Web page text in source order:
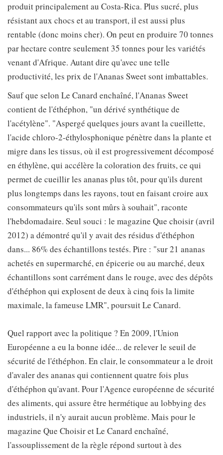
produit principalement au Costa-Rica. Plus sucré, plus
résistant aux chocs et au transport, il est aussi plus
rentable (donc moins cher). On peut en produire 70 tonnes
par hectare contre seulement 35 tonnes pour les variétés
venant d'Afrique. Autant dire qu'avec une telle
productivité, les prix de l'Ananas Sweet sont imbattables.
Sauf que selon Le Canard enchaîné, l'Ananas Sweet
contient de l'éthéphon, "un dérivé synthétique de
l'acétylène". "Aspergé quelques jours avant la cueillette,
l'acide chloro-2-éthylosphonique pénètre dans la plante et
migre dans les tissus, où il est progressivement décomposé
en éthylène, qui accélère la coloration des fruits, ce qui
permet de cueillir les ananas plus tôt, pour qu'ils durent
plus longtemps dans les rayons, tout en faisant croire aux
consommateurs qu'ils sont mûrs à souhait", raconte
l'hebdomadaire. Seul souci : le magazine Que choisir (avril
2012) a démontré qu'il y avait des résidus d'éthéphon
dans... 86% des échantillons testés. Pire : "sur 21 ananas
achetés en supermarché, en épicerie ou au marché, deux
échantillons sont carrément dans le rouge, avec des dépôts
d'éthéphon qui explosent de deux à cinq fois la limite
maximale, la fameuse LMR", poursuit Le Canard.
Quel rapport avec la politique ? En 2009, l'Union
Européenne a eu la bonne idée... de relever le seuil de
sécurité de l'éthéphon. En clair, le consommateur a le droit
d'avaler des ananas qui contiennent quatre fois plus
d'éthéphon qu'avant. Pour l'Agence européenne de sécurité
des aliments, qui assure être hermétique au lobbying des
industriels, il n'y aurait aucun problème. Mais pour le
magazine Que Choisir et Le Canard enchaîné,
l'assouplissement de la règle répond surtout à des